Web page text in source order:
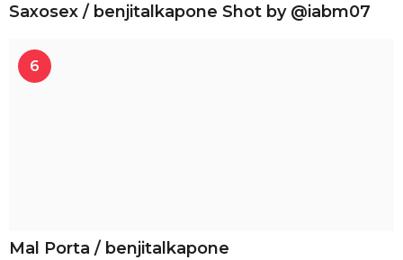
Saxosex / benjitalkapone Shot by @iabm07
6
Mal Porta / benjitalkapone